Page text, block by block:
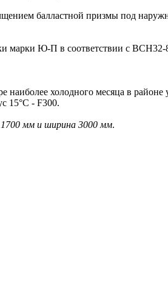
балластной призмы под
марки Ю-П в соответствии с
наиболее холодного месяца в
15°С - F300.
1700 мм и ширина 3000 мм.